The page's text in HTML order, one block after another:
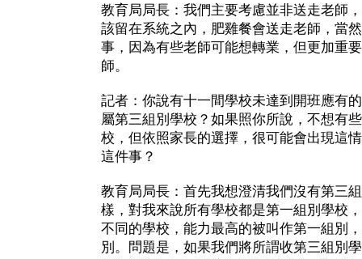
教育局局長：我們主要考慮並非送走老師
該留在系統之內，肥雞餐會送走老師，當
事，因為有些老師可能想轉業，但更加重
師。
記者：你說有十一間學校未達到開班應有
屬第三組別學校？如果照你所說，不想有
校，但依照家長的選擇，很可能會出現這
這件事？
教育局局長：首先我想澄清我們沒有第三
樣，對我來說所有學校都是第一組別學校
不同的學校，能力最高的被叫作第一組別
別。問題是，如果我們將所謂收第三組別